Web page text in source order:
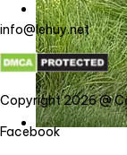
info@lehuy.net
Copyright 2026 @
Facebook